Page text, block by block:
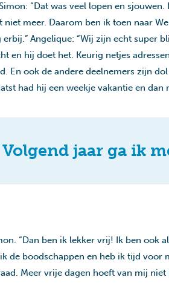
“Dat was veel lopen en
meer. Daarom ben ik toen naar
Angelique: “Wij zijn echt super
en hij doet het. Keurig netjes
En ook de andere deelnemers zijn
had hij een weekje vakantie en dan
jaar ga ik
“Dan ben ik lekker vrij! Ik ben ook
de boodschappen en heb ik tijd
Meer vrije dagen hoeft van mij